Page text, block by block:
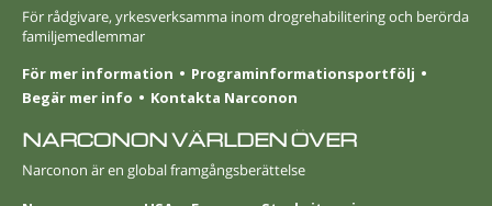
För rådgivare, yrkesverksamma inom drogrehabilitering och berörda
familjemedlemmar
För mer information
Programinformationsportfölj
Begär mer info
Kontakta Narconon
NARCONON VÄRLDEN ÖVER
Narconon är en global framgångsberättelse